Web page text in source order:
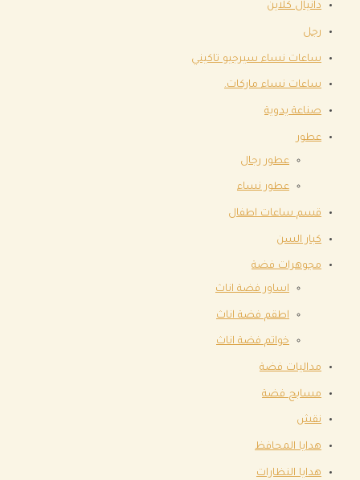
دانيال كلاين
رجل
ساعات نساء سيرجيو تاكيني
ساعات نساء ماركات.
صناعة يدوية
عطور
عطور رجال
عطور نساء
قسم ساعات اطفال
كبار السن
مجوهرات فضة
اساور فضة اناث
اطقم فضة اناث
خواتم فضة اناث
مداليات فضة
مسابح فضة
نقش
هدايا المحافظ
هدايا النظارات